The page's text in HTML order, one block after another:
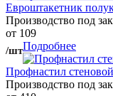
Евроштакетник
Производство под
от 109
/штПодробнее
Профнастил
Производство под